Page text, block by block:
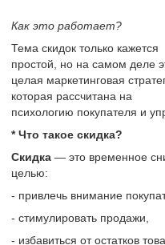
Как это работает?
Тема скидок только кажется
простой, но на самом деле
целая маркетинговая
которая рассчитана на
психологию покупателя и
* Что такое скидка?
Скидка — это временное
целью:
- привлечь внимание
- стимулировать продажи,
- избавиться от остатков